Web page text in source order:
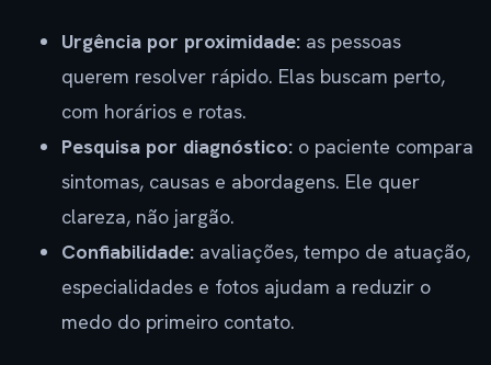
Urgência por proximidade: as pessoas
querem resolver rápido. Elas buscam perto,
com horários e rotas.
Pesquisa por diagnóstico: o paciente compara
sintomas, causas e abordagens. Ele quer
clareza, não jargão.
Confiabilidade: avaliações, tempo de atuação,
especialidades e fotos ajudam a reduzir o
medo do primeiro contato.